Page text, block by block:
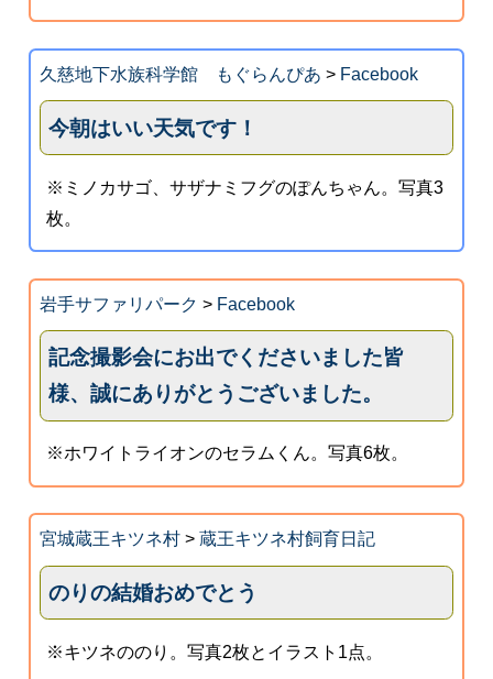
久慈地下水族科学館 もぐらんぴあ > Facebook
今朝はいい天気です！
※ミノカサゴ、サザナミフグのぽんちゃん。写真3
枚。
岩手サファリパーク > Facebook
記念撮影会にお出でくださいました皆
様、誠にありがとうございました。
※ホワイトライオンのセラムくん。写真6枚。
宮城蔵王キツネ村> 蔵王キツネ村飼育日記
のりの結婚おめでとう
※キツネののり。写真2枚とイラスト1点。